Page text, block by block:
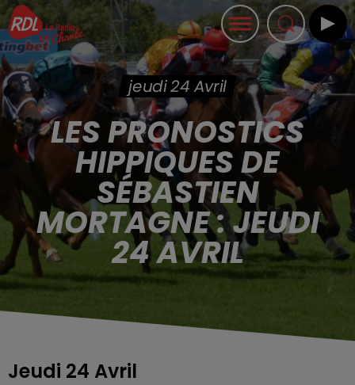
jeudi 24 Avril
LES PRONOSTICS
HIPPIQUES DE
SÉBASTIEN
MORTAGNE : JEUDI
24 AVRIL
Jeudi 24 Avril